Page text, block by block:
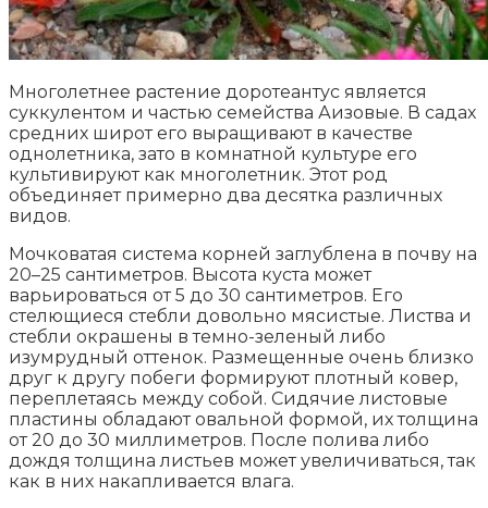
Многолетнее растение доротеантус является
суккулентом и частью семейства Аизовые. В садах
средних широт его выращивают в качестве
однолетника, зато в комнатной культуре его
культивируют как многолетник. Этот род
объединяет примерно два десятка различных
видов.
Мочковатая система корней заглублена в почву на
20–25 сантиметров. Высота куста может
варьироваться от 5 до 30 сантиметров. Его
стелющиеся стебли довольно мясистые. Листва и
стебли окрашены в темно-зеленый либо
изумрудный оттенок. Размещенные очень близко
друг к другу побеги формируют плотный ковер,
переплетаясь между собой. Сидячие листовые
пластины обладают овальной формой, их толщина
от 20 до 30 миллиметров. После полива либо
дождя толщина листьев может увеличиваться, так
как в них накапливается влага.